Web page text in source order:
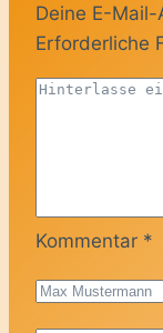
Deine E-
Erforderliche
Kommentar *